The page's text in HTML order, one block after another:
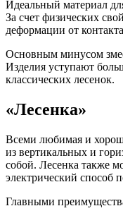
Идеальный материал
За счет физических
деформации от
Основным минусом
Изделия уступают
классических лесенок.
«Лесенка»
Всеми любимая и
из вертикальных и
собой. Лесенка также
электрический способ
Главными